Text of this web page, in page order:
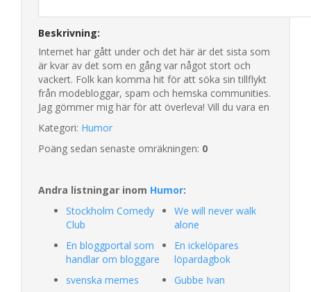
Beskrivning:
Internet har gått under och det här är det sista som
är kvar av det som en gång var något stort och
vackert. Folk kan komma hit för att söka sin tillflykt
från modebloggar, spam och hemska communities.
Jag gömmer mig här för att överleva! Vill du vara en
Kategori: Humor
Poäng sedan senaste omräkningen: 0
Andra listningar inom Humor:
Stockholm Comedy
Club
En bloggportal som
handlar om bloggare
svenska memes
We will never walk
alone
En ickelöpares
löpardagbok
Gubbe Ivan